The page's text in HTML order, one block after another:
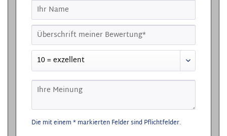
Die mit einem * markierten Felder sind Pflichtfelder.